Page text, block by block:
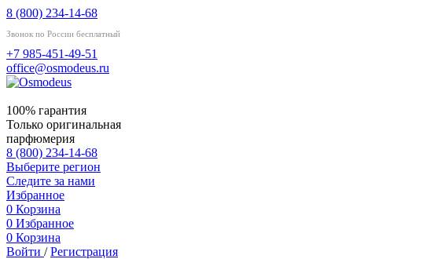
8 (800) 234-14-68
Звонок по России бесплатный
+7 985-451-49-51
office@osmodeus.ru
100% гарантия
Только оригинальная
парфюмерия
8 (800) 234-14-68
Выберите регион
Следите за нами
Избранное
0 Корзина
0 Избранное
0 Корзина
Войти / Регистрация